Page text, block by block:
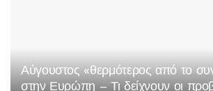
Αύγουστος «θερμότερος από το
στην Ευρώπη – Τι δείχνουν οι